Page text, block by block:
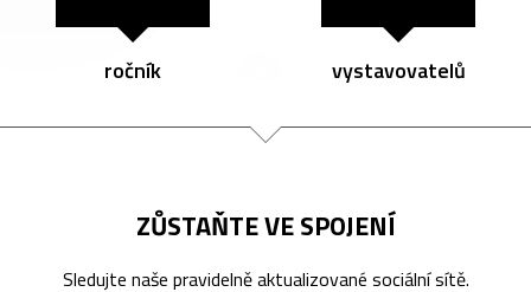
ročník vystavovatelů
ZŮSTAŇTE VE SPOJENÍ
Sledujte naše pravidelně aktualizované sociální sítě.